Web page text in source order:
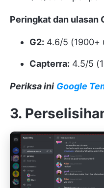
Peringkat dan ulasan
G2: 4.6/5 (1900+
Capterra: 4.5/5
Periksa ini Google
3.